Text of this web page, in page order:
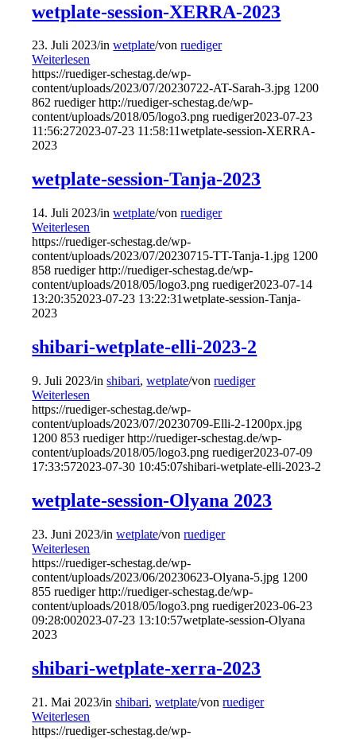
wetplate-session-XERRA-2023
23. Juli 2023/inwetplate/vonruediger
Weiterlesen
https://ruediger-schestag.de/wp-
content/uploads/2023/07/20230722-AT-Sarah-3.jpg 1200
862 ruediger http://ruediger-schestag.de/wp-
content/uploads/2018/05/logo3.png ruediger2023-07-23
11:56:272023-07-23 11:58:11wetplate-session-XERRA-
2023
wetplate-session-Tanja-2023
14. Juli 2023/inwetplate/vonruediger
Weiterlesen
https://ruediger-schestag.de/wp-
content/uploads/2023/07/20230715-TT-Tanja-1.jpg 1200
858 ruediger http://ruediger-schestag.de/wp-
content/uploads/2018/05/logo3.png ruediger2023-07-14
13:20:352023-07-23 13:22:31wetplate-session-Tanja-
2023
shibari-wetplate-elli-2023-2
9. Juli 2023/inshibari,wetplate/vonruediger
Weiterlesen
https://ruediger-schestag.de/wp-
content/uploads/2023/07/20230709-Elli-2-1200px.jpg
1200 853 ruediger http://ruediger-schestag.de/wp-
content/uploads/2018/05/logo3.png ruediger2023-07-09
17:33:572023-07-30 10:45:07shibari-wetplate-elli-2023-2
wetplate-session-Olyana 2023
23. Juni 2023/inwetplate/vonruediger
Weiterlesen
https://ruediger-schestag.de/wp-
content/uploads/2023/06/20230623-Olyana-5.jpg 1200
855 ruediger http://ruediger-schestag.de/wp-
content/uploads/2018/05/logo3.png ruediger2023-06-23
09:28:002023-07-23 13:10:57wetplate-session-Olyana
2023
shibari-wetplate-xerra-2023
21. Mai 2023/inshibari,wetplate/vonruediger
Weiterlesen
https://ruediger-schestag.de/wp-